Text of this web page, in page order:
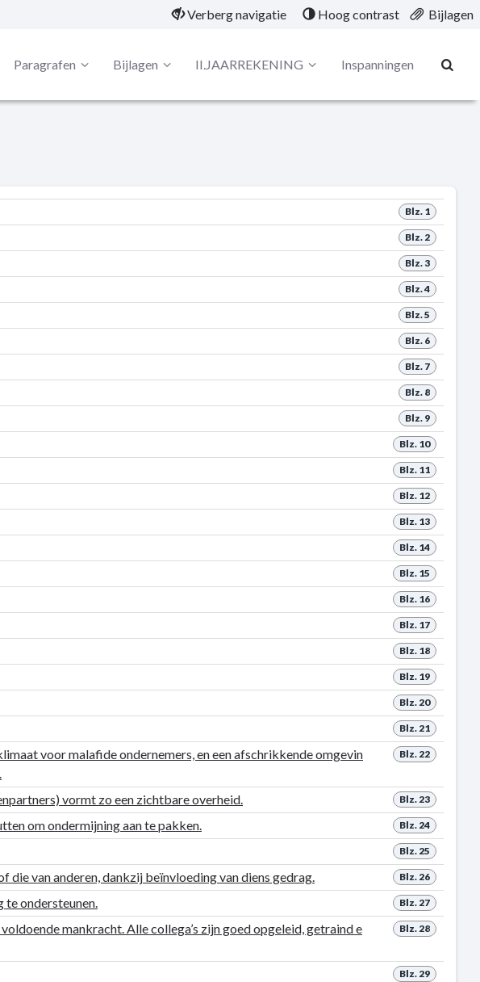
Verberg navigatie Hoog contrast Bijlagen
Paragrafen Bijlagen II.JAARREKENING Inspanningen
Blz. 1
Blz. 2
Blz. 3
Blz. 4
Blz. 5
Blz. 6
Blz. 7
Blz. 8
Blz. 9
Blz. 10
Blz. 11
Blz. 12
Blz. 13
Blz. 14
Blz. 15
Blz. 16
Blz. 17
Blz. 18
Blz. 19
Blz. 20
Blz. 21
Blz. 22
voor malafide ondernemers, en een afschrikkende omgevin
Blz. 23
vormt zo een zichtbare overheid.
Blz. 24
om ondermijning aan te pakken.
Blz. 25
Blz. 26
van anderen, dankzij beïnvloeding van diens gedrag.
Blz. 27
te ondersteunen.
Blz. 28
mankracht. Alle collega’s zijn goed opgeleid, getraind e
Blz. 29